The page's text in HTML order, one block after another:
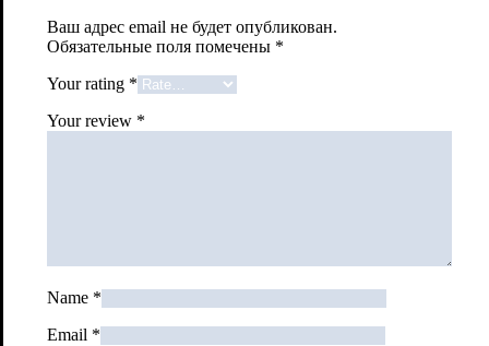
Ваш адрес email не будет опубликован.
Обязательные поля помечены *
Your rating *
Your review *
Name *
Email *